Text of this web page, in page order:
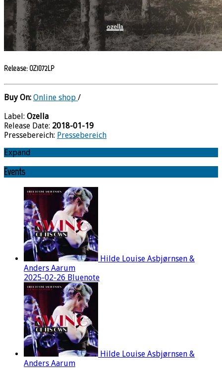
Release: OZ1072LP
Buy On: Online shop /
Label: Ozella
Release Date: 2018-01-19
Pressebereich: Pressebereich
Expand
Events
Hilde Louise Asbjørnsen &
Anders Aarum
2025-02-26 Bluenote
Hilde Louise Asbjørnsen &
Anders Aarum